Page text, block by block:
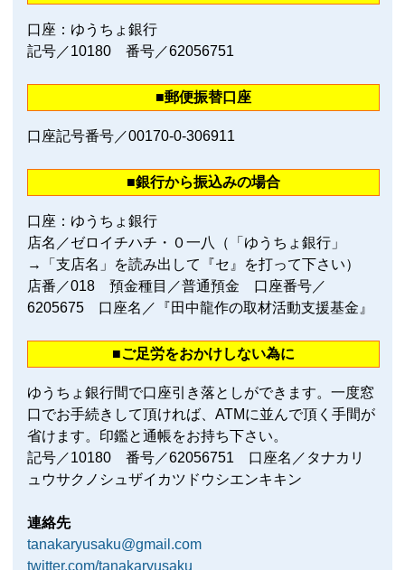
口座：ゆうちょ銀行
記号／10180 番号／62056751
■郵便振替口座
口座記号番号／00170‐0‐306911
■銀行から振込みの場合
口座：ゆうちょ銀行
店名／ゼロイチハチ・０一八（「ゆうちょ銀行」
→「支店名」を読み出して『セ』を打って下さい）
店番／018 預金種目／普通預金 口座番号／
6205675 口座名／『田中龍作の取材活動支援基金』
■ご足労をおかけしない為に
ゆうちょ銀行間で口座引き落としができます。一度窓
口でお手続きして頂ければ、ATMに並んで頂く手間が
省けます。印鑑と通帳をお持ち下さい。
記号／10180 番号／62056751 口座名／タナカリ
ュウサクノシュザイカツドウシエンキキン
連絡先
tanakaryusaku@gmail.com
twitter.com/tanakaryusaku